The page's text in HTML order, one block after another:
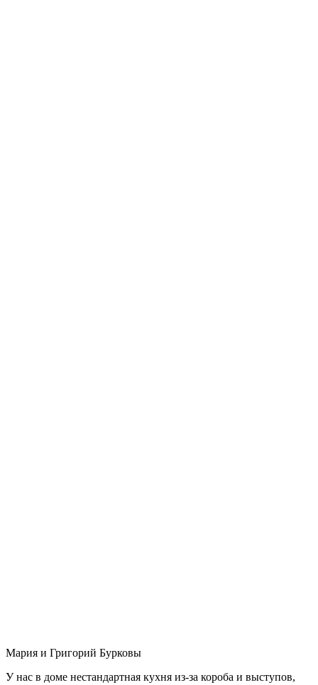
Мария и Григорий Бурковы
У нас в доме нестандартная кухня из-за короба и выступов,